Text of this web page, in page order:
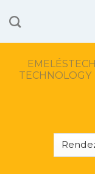
to
TECHNOLOGY